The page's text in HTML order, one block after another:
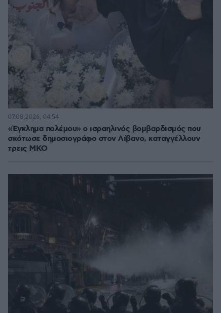
«Έγκλημα πολέμου» ο ισραηλινός βομβαρδισμός που
σκότωσε δημοσιογράφο στον Λίβανο, καταγγέλλουν
τρεις ΜΚΟ
07.08.2026, 04:54